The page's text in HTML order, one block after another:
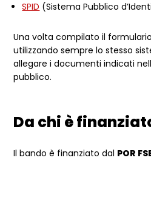
SPID (Sistema Pubblico
Una volta compilato il
utilizzando sempre lo stesso
allegare i documenti indicati
pubblico.
Da chi è
Il bando è finanziato dal POR